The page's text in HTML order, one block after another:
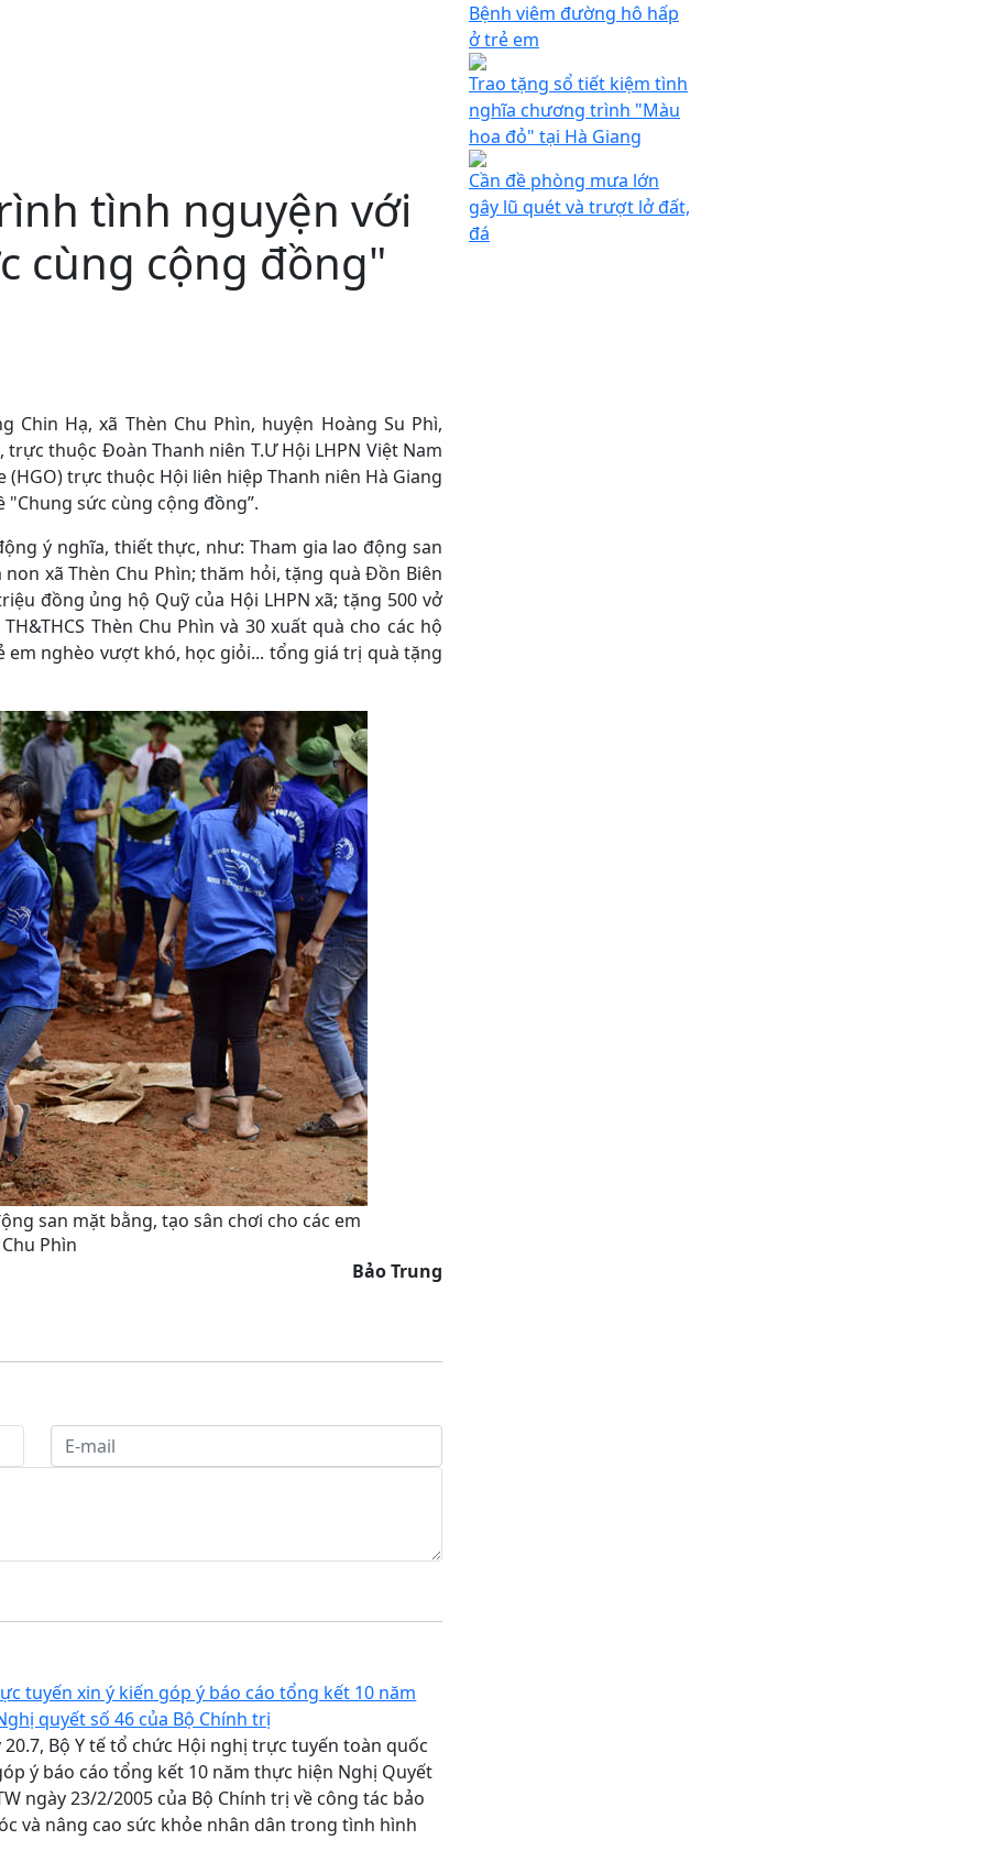
tình nguyện với
cùng cộng đồng"
Chin Hạ, xã Thèn Chu Phìn, huyện Hoàng Su Phì,
thuộc Đoàn Thanh niên T.Ư Hội LHPN Việt Nam
trực thuộc Hội liên hiệp Thanh niên Hà Giang
sức cùng cộng đồng”.
ý nghĩa, thiết thực, như: Tham gia lao động san
xã Thèn Chu Phìn; thăm hỏi, tặng quà Đồn Biên
đồng ủng hộ Quỹ của Hội LHPN xã; tặng 500 vở
Thèn Chu Phìn và 30 xuất quà cho các hộ
nghèo vượt khó, học giỏi... tổng giá trị quà tặng
san mặt bằng, tạo sân chơi cho các em
Phìn
Bảo Trung
tuyến xin ý kiến góp ý báo cáo tổng kết 10 năm
quyết số 46 của Bộ Chính trị
20.7, Bộ Y tế tổ chức Hội nghị trực tuyến toàn quốc
ý báo cáo tổng kết 10 năm thực hiện Nghị Quyết
ngày 23/2/2005 của Bộ Chính trị về công tác bảo
và nâng cao sức khỏe nhân dân trong tình hình
Bệnh viêm đường hô hấp
ở trẻ em
Trao tặng sổ tiết kiệm tình
nghĩa chương trình "Màu
hoa đỏ" tại Hà Giang
Cần đề phòng mưa lớn
gây lũ quét và trượt lở đất,
đá